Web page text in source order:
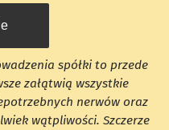
spółki to przede
załątwią wszystkie
nerwów oraz
wątpliwości. Szczerze